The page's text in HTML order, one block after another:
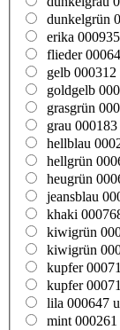
dunkelgrün
erika
flieder
gelb 000312
goldgelb
grasgrün
grau
hellblau
hellgrün
heugrün
jeansblau
khaki
kiwigrün
kiwigrün
kupfer
kupfer
lila 000647
mint